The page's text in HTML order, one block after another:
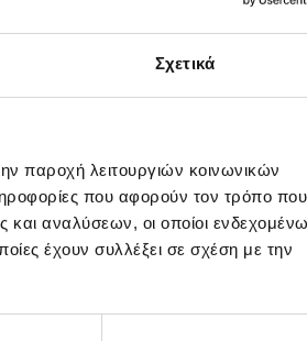
Σχετικά
παροχή λειτουργιών κοινωνικών
που αφορούν τον τρόπο που
και αναλύσεων, οι οποίοι
έχουν συλλέξει σε σχέση με την